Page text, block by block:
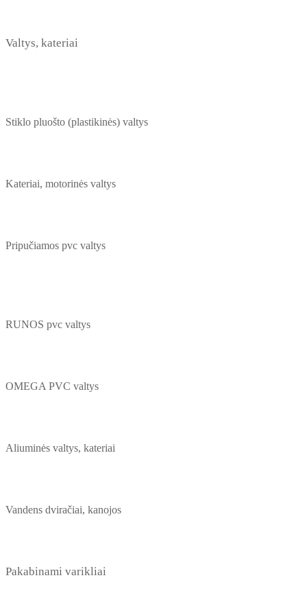
Valtys, kateriai
Stiklo pluošto (plastikinės) valtys
Kateriai, motorinės valtys
Pripučiamos pvc valtys
RUNOS pvc valtys
OMEGA PVC valtys
Aliuminės valtys, kateriai
Vandens dviračiai, kanojos
Pakabinami varikliai